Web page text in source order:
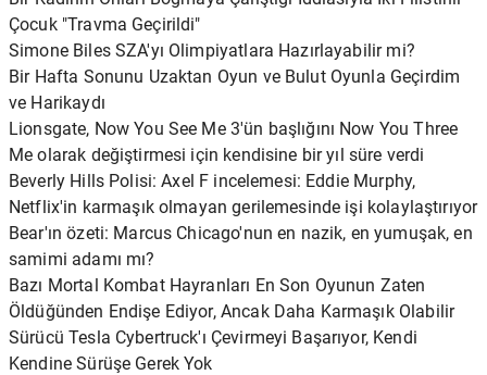
Çocuk "Travma Geçirildi"
Simone Biles SZA'yı Olimpiyatlara Hazırlayabilir mi?
Bir Hafta Sonunu Uzaktan Oyun ve Bulut Oyunla Geçirdim
ve Harikaydı
Lionsgate, Now You See Me 3'ün başlığını Now You Three
Me olarak değiştirmesi için kendisine bir yıl süre verdi
Beverly Hills Polisi: Axel F incelemesi: Eddie Murphy,
Netflix'in karmaşık olmayan gerilemesinde işi kolaylaştırıyor
Bear'ın özeti: Marcus Chicago'nun en nazik, en yumuşak, en
samimi adamı mı?
Bazı Mortal Kombat Hayranları En Son Oyunun Zaten
Öldüğünden Endişe Ediyor, Ancak Daha Karmaşık Olabilir
Sürücü Tesla Cybertruck'ı Çevirmeyi Başarıyor, Kendi
Kendine Sürüşe Gerek Yok